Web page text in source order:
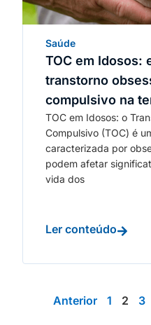
Saúde
TOC em Idosos:
transtorno
compulsivo na
TOC em Idosos: o
Compulsivo (TOC) é
caracterizada por
podem afetar
vida dos
Ler conteúdo
Anterior 1 2 3